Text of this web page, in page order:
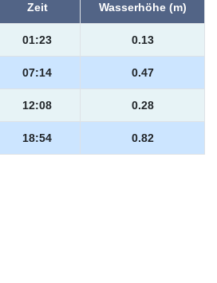
Zeit Wasserhöhe (m)
01:23 0.13
07:14 0.47
12:08 0.28
18:54 0.82